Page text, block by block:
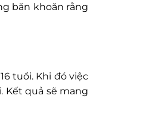
băn khoăn rằng
tuổi. Khi đó việc
Kết quả sẽ mang